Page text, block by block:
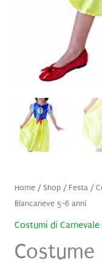
Home/ Shop/ Festa/
Biancaneve 5-6 anni
Costumi di
Costume